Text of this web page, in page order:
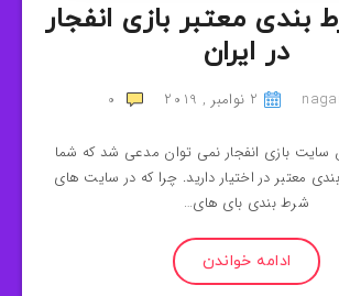
معتبر بازی انفجار
در ایران
2 نوامبر , 2019 0
سایت بازی انفجار نمی توان مدعی شد که شما
معتبر در اختیار دارید. چرا که در سایت های
شرط بندی بای های…
ادامه خواندن